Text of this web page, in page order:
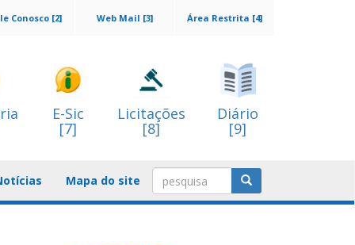
Área Restrita [4]
Web Mail [3]
Conosco [2]
E-Sic
[7]
Licitações
[8]
Diário
[9]
Mapa do site